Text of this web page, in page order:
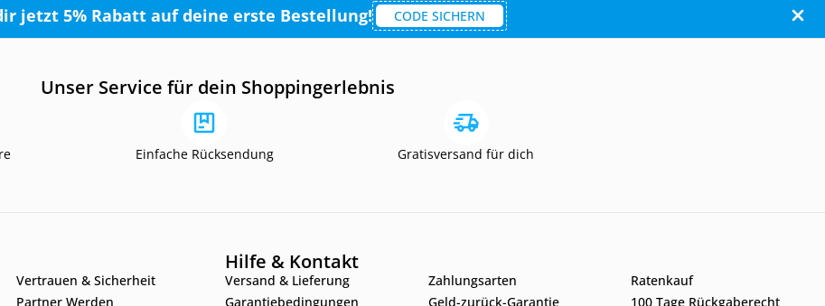
jetzt 5% Rabatt auf deine erste Bestellung! CODE SICHERN
Unser Service für dein Shoppingerlebnis
Einfache Rücksendung Gratisversand für dich
Vertrauen & Sicherheit
Partner Werden
Hilfe & Kontakt
Versand & Lieferung Zahlungsarten
Ratenkauf
Garantiebedingungen
Geld-zurück-Garantie 100 Tage Rückgaberecht